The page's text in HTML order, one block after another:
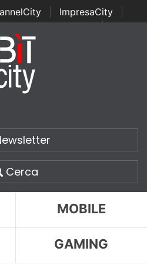
ImpresaCity
Channel Awards | Italian
Security Awards
Cerca
MOBILE
GAMING